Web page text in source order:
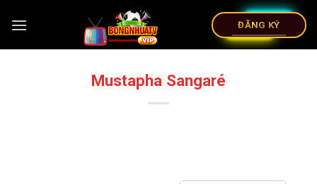
ĐĂNG KÝ
Mustapha Sangaré